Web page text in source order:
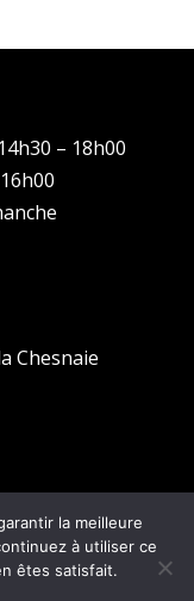
– 18h00
Chesnaie
du Haut Bois' |
la meilleure
à utiliser ce
êtes satisfait.